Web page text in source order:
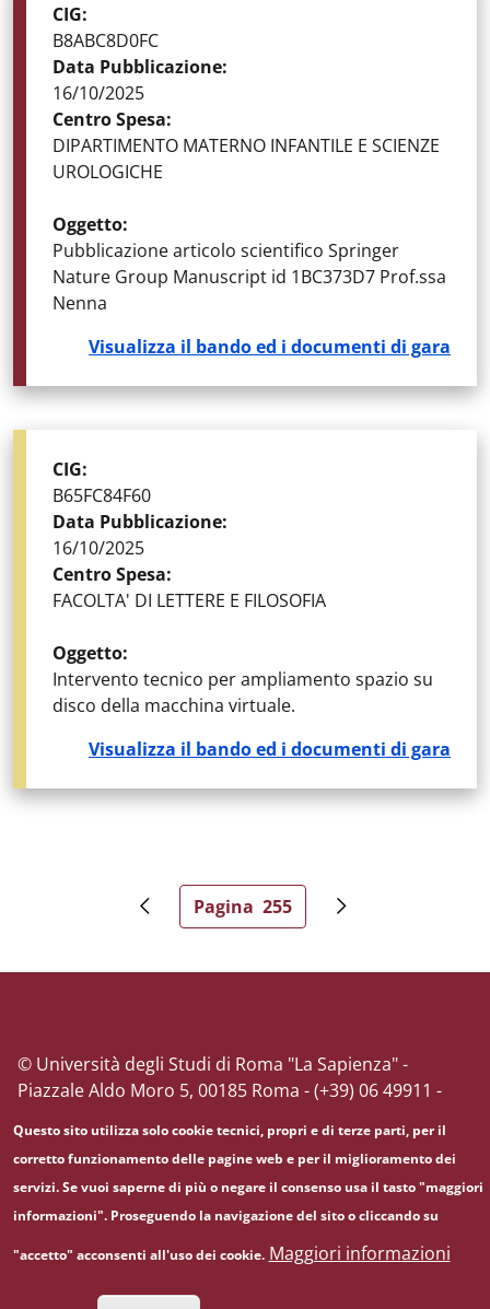
STATO DELLA GARA
CIG:
B8ABC8D0FC
Data Pubblicazione:
16/10/2025
Centro Spesa:
DIPARTIMENTO MATERNO INFANTILE E SCIENZE
UROLOGICHE
Oggetto:
Pubblicazione articolo scientifico Springer
Nature Group Manuscript id 1BC373D7 Prof.ssa
Nenna
Visualizza il bando ed i documenti di gara
STATO DELLA GARA
CIG:
B65FC84F60
Data Pubblicazione:
16/10/2025
Centro Spesa:
FACOLTA' DI LETTERE E FILOSOFIA
Oggetto:
Intervento tecnico per ampliamento spazio su
disco della macchina virtuale.
Visualizza il bando ed i documenti di gara
Paginazione
Pagina precedentePagina attuale
Pagina 255 Pagina
© Università degli Studi di Roma "La Sapienza" -
Piazzale Aldo Moro 5, 00185 Roma - (+39) 06 49911 -
Questo sito utilizza solo cookie tecnici, propri e di terze parti, per il
corretto funzionamento delle pagine web e per il miglioramento dei
servizi. Se vuoi saperne di più o negare il consenso usa il tasto "maggiori
informazioni". Proseguendo la navigazione del sito o cliccando su
"accetto" acconsenti all'uso dei cookie. Maggiori informazioni